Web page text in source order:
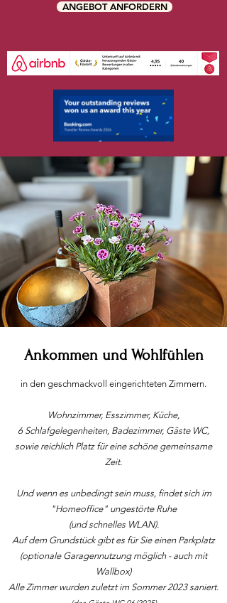
ANGEBOT ANFORDERN
Ankommen und Wohlfühlen
in den geschmackvoll eingerichteten Zimmern.
Wohnzimmer, Esszimmer, Küche,
6 Schlafgelegenheiten, Badezimmer, Gäste WC,
sowie reichlich Platz für eine schöne gemeinsame
Zeit.
Und wenn es unbedingt sein muss, findet sich im
"Homeoffice" ungestörte Ruhe
(und schnelles WLAN).
Auf dem Grundstück gibt es für Sie einen Parkplatz
(optionale Garagennutzung möglich - auch mit
Wallbox)
Alle Zimmer wurden zuletzt im Sommer 2023 saniert.